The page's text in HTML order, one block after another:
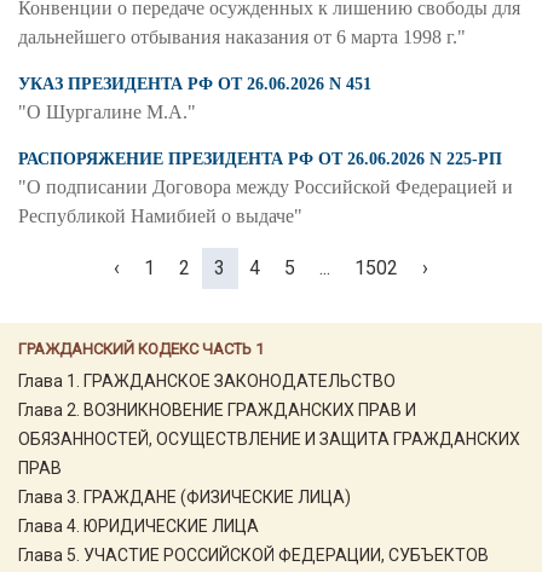
ГРАЖДАНСКИЙ КОДЕКС ЧАСТЬ 1
Глава 1. ГРАЖДАНСКОЕ ЗАКОНОДАТЕЛЬСТВО
Глава 2. ВОЗНИКНОВЕНИЕ ГРАЖДАНСКИХ ПРАВ И
ОБЯЗАННОСТЕЙ, ОСУЩЕСТВЛЕНИЕ И ЗАЩИТА ГРАЖДАНСКИХ
ПРАВ
Глава 3. ГРАЖДАНЕ (ФИЗИЧЕСКИЕ ЛИЦА)
Глава 4. ЮРИДИЧЕСКИЕ ЛИЦА
Глава 5. УЧАСТИЕ РОССИЙСКОЙ ФЕДЕРАЦИИ, СУБЪЕКТОВ
Конвенции о передаче осужденных к лишению свободы для
дальнейшего отбывания наказания от 6 марта 1998 г."
УКАЗ ПРЕЗИДЕНТА РФ ОТ 26.06.2026 N 451
"О Шургалине М.А."
РАСПОРЯЖЕНИЕ ПРЕЗИДЕНТА РФ ОТ 26.06.2026 N 225-РП
"О подписании Договора между Российской Федерацией и
Республикой Намибией о выдаче"
‹ Предыдущая
1 2 3 4 5 ... 1502 Последняя
›